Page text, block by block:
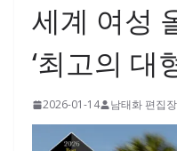
세계 여성
‘최고의 대
2026-01-14 남태화 편집장